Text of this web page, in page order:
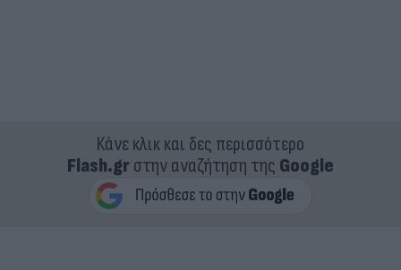
Κάνε κλικ και δες περισσότερο
Flash.grστην αναζήτηση της Google